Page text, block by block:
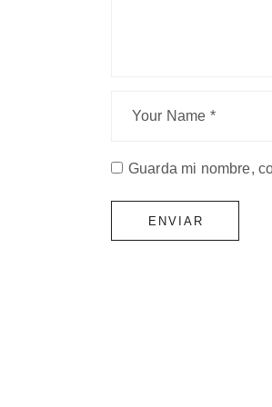
Guarda mi nombre,
ENVIAR